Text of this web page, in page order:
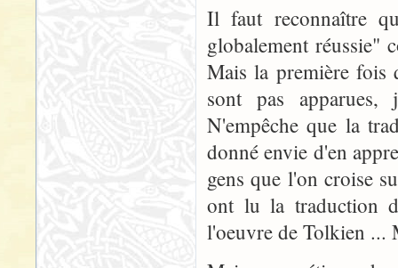
Il faut reconnaître
globalement
Mais la première fois
sont pas
N'empêche que la
donné envie d'en
gens que l'on croise
ont lu la traduction
l'oeuvre de Tolkien ...